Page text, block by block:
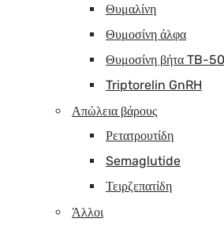
Θυμαλίνη
Θυμοσίνη άλφα
Θυμοσίνη βήτα TB-
Triptorelin GnRH
Απώλεια βάρους
Ρετατρουτίδη
Semaglutide
Τειρζεπατίδη
Άλλοι